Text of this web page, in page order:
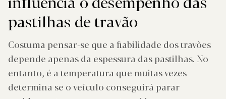
pastilhas de travão
Costuma pensar-se que a fiabilidade dos travões
depende apenas da espessura das pastilhas. No
entanto, é a temperatura que muitas vezes
determina se o veículo conseguirá parar